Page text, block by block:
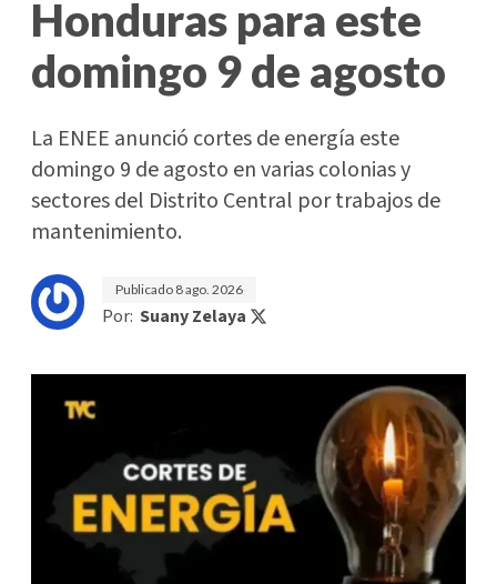
Honduras para este
domingo 9 de agosto
La ENEE anunció cortes de energía este
domingo 9 de agosto en varias colonias y
sectores del Distrito Central por trabajos de
mantenimiento.
Publicado 8 ago. 2026
Por: Suany Zelaya